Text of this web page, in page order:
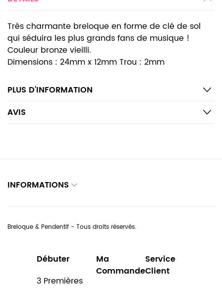
Très charmante breloque en forme de clé de sol
qui séduira les plus grands fans de musique !
Couleur bronze vieilli.
Dimensions : 24mm x 12mm Trou : 2mm
PLUS D’INFORMATION
AVIS
INFORMATIONS
Breloque & Pendentif - Tous droits réservés.
Débuter
3 Premières
Ma
Commande
Service
Client